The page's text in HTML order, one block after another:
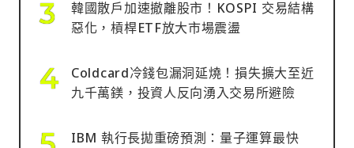
韓國散戶加速撤離股市！KOSPI 交易結構
惡化，槓桿ETF放大市場震盪
Coldcard冷錢包漏洞延燒！損失擴大至近
九千萬鎂，投資人反向湧入交易所避險
IBM 執行長拋重磅預測：量子運算最快